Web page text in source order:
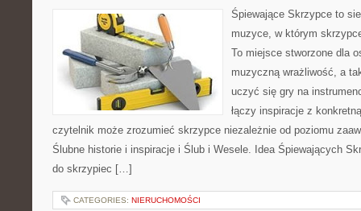
Śpiewające Skrzypce to
muzyce, w którym
To miejsce stworzone dla
muzyczną wrażliwość, a
uczyć się gry na
łączy inspiracje z
czytelnik może zrozumieć skrzypce niezależnie od poziomu
Ślubne historie i inspiracje i Ślub i Wesele. Idea Śpiewających
do skrzypiec […]
CATEGORIES: NIERUCHOMOŚCI